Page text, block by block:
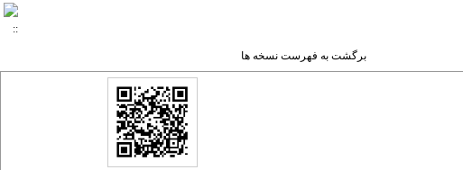
برگشت به فهرست نسخه ها